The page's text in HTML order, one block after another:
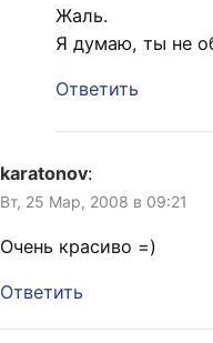
Жаль.
Я думаю, ты не
Ответить
karatonov:
Вт, 25 Мар, 2008 в 09:21
Очень красиво =)
Ответить